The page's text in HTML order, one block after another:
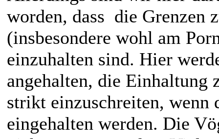
worden, dass die Grenzen
(insbesondere wohl am
einzuhalten sind. Hier
angehalten, die Einhaltung
strikt einzuschreiten, wenn
eingehalten werden. Die